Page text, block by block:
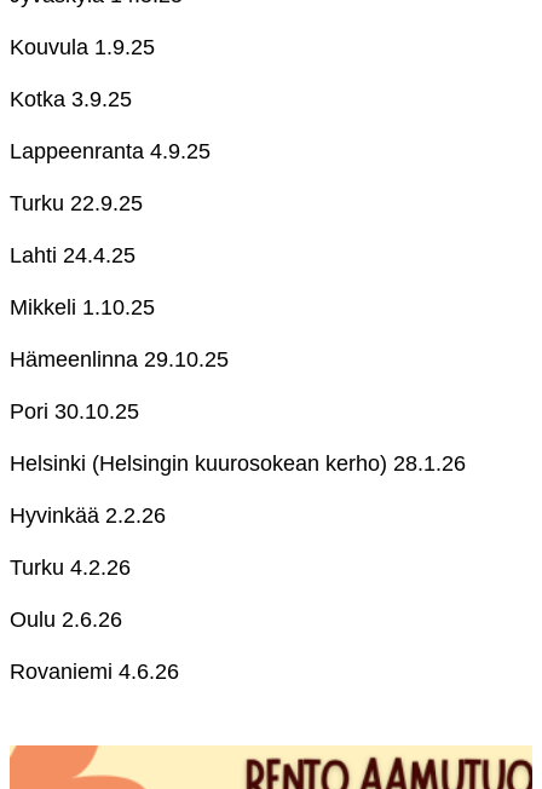
Kouvula 1.9.25
Kotka 3.9.25
Lappeenranta 4.9.25
Turku 22.9.25
Lahti 24.4.25
Mikkeli 1.10.25
Hämeenlinna 29.10.25
Pori 30.10.25
Helsinki (Helsingin kuurosokean kerho) 28.1.26
Hyvinkää 2.2.26
Turku 4.2.26
Oulu 2.6.26
Rovaniemi 4.6.26